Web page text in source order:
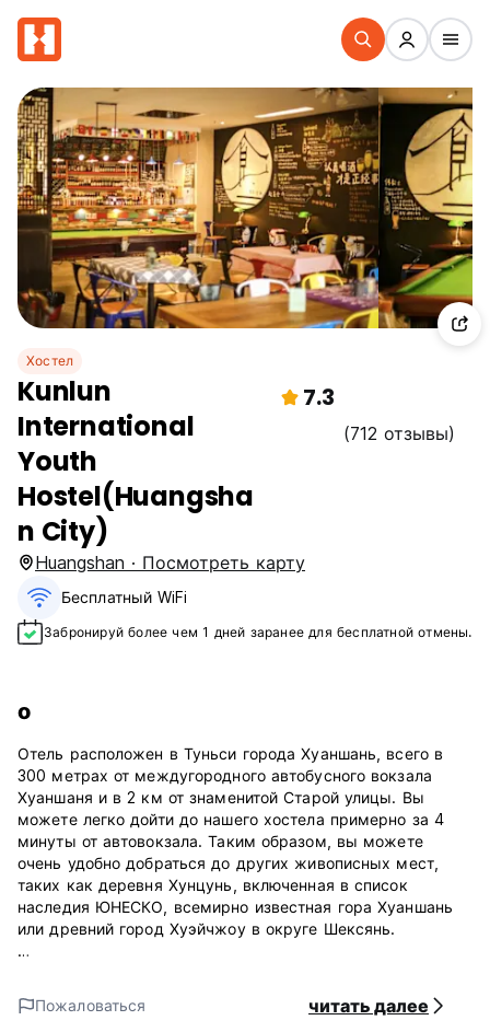
Хостел
Kunlun
International
Youth
Hostel(Huangsha
n City)
7.3
(712 отзывы)
Huangshan · Посмотреть карту
Бесплатный WiFi
Забронируй более чем 1 дней заранее для бесплатной отмены.
о
Отель расположен в Туньси города Хуаншань, всего в
300 метрах от междугородного автобусного вокзала
Хуаншаня и в 2 км от знаменитой Старой улицы. Вы
можете легко дойти до нашего хостела примерно за 4
минуты от автовокзала. Таким образом, вы можете
очень удобно добраться до других живописных мест,
таких как деревня Хунцунь, включенная в список
наследия ЮНЕСКО, всемирно известная гора Хуаншань
или древний город Хуэйчжоу в округе Шексянь.
Бесплатное экскурсионное бюро.
Бесплатная камера хранения багажа
Пожаловаться читать далее